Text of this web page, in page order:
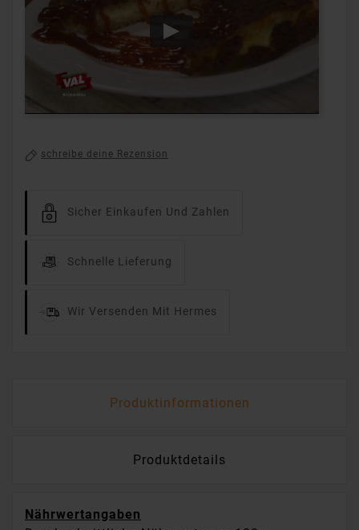
schreibe deine Rezension
Sicher Einkaufen Und Zahlen
Schnelle Lieferung
Wir Versenden Mit Hermes
Produktinformationen
Produktdetails
Nährwertangaben